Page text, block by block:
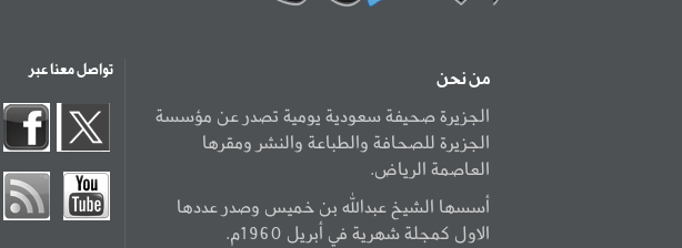
من نحن
الجزيرة صحيفة سعودية يومية تصدر عن مؤسسة
الجزيرة للصحافة والطباعة والنشر ومقرها
العاصمة الرياض.
أسسها الشيخ عبدالله بن خميس وصدر عددها
الاول كمجلة شهرية في أبريل 1960م.
تواصل معنا عبر